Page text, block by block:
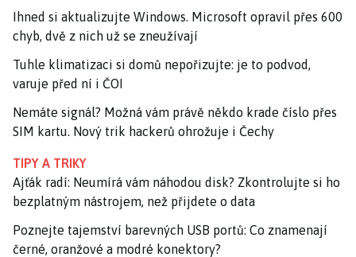
Ihned si aktualizujte Windows. Microsoft opravil přes 600
chyb, dvě z nich už se zneužívají
Tuhle klimatizaci si domů nepořizujte: je to podvod,
varuje před ní i ČOI
Nemáte signál? Možná vám právě někdo krade číslo přes
SIM kartu. Nový trik hackerů ohrožuje i Čechy
TIPY A TRIKY
Ajťák radí: Neumírá vám náhodou disk? Zkontrolujte si ho
bezplatným nástrojem, než přijdete o data
Poznejte tajemství barevných USB portů: Co znamenají
černé, oranžové a modré konektory?